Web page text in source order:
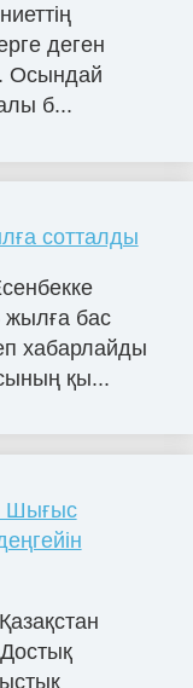
деген
Осындай
б...
сотталды
жылға бас
хабарлайды
қы...
Шығыс